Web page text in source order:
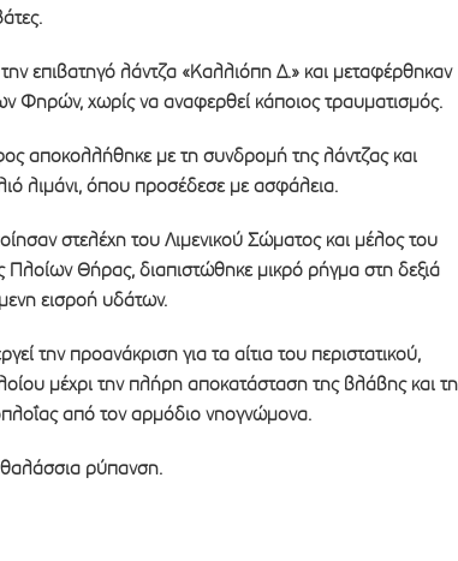
επιβατηγό λάντζα «Καλλιόπη Δ.» και μεταφέρθηκαν
Φηρών, χωρίς να αναφερθεί κάποιος τραυματισμός.
αποκολλήθηκε με τη συνδρομή της λάντζας και
λιμάνι, όπου προσέδεσε με ασφάλεια.
στελέχη του Λιμενικού Σώματος και μέλος του
Θήρας, διαπιστώθηκε μικρό ρήγμα στη δεξιά
εισροή υδάτων.
την προανάκριση για τα αίτια του περιστατικού,
μέχρι την πλήρη αποκατάσταση της βλάβης και
από τον αρμόδιο νηογνώμονα.
ρύπανση.